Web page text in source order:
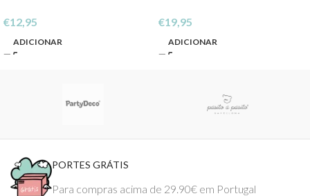
€12,95
ADICIONAR
€19,95
ADICIONAR
PORTES GRÁTIS
Para compras acima de 29.90€ em Portugal